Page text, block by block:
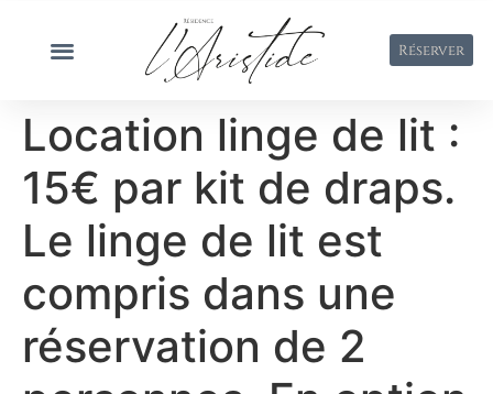
Réserver
Location linge de lit :
15€ par kit de draps.
Le linge de lit est
compris dans une
réservation de 2